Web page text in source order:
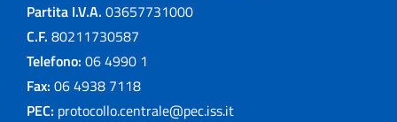
Partita I.V.A. 03657731000
C.F. 80211730587
Telefono: 06 4990 1
Fax: 06 4938 7118
PEC: protocollo.centrale@pec.iss.it